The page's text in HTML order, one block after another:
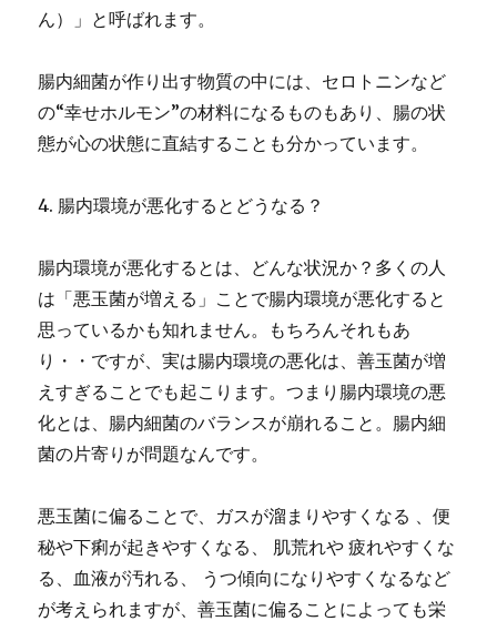
ん）」と呼ばれます。
腸内細菌が作り出す物質の中には、セロトニンなど
の“幸せホルモン”の材料になるものもあり、腸の状
態が心の状態に直結することも分かっています。
4. 腸内環境が悪化するとどうなる？
腸内環境が悪化するとは、どんな状況か？多くの人
は「悪玉菌が増える」ことで腸内環境が悪化すると
思っているかも知れません。もちろんそれもあ
り・・ですが、実は腸内環境の悪化は、善玉菌が増
えすぎることでも起こります。つまり腸内環境の悪
化とは、腸内細菌のバランスが崩れること。腸内細
菌の片寄りが問題なんです。
悪玉菌に偏ることで、ガスが溜まりやすくなる 、便
秘や下痢が起きやすくなる、 肌荒れや 疲れやすくな
る、血液が汚れる、 うつ傾向になりやすくなるなど
が考えられますが、善玉菌に偏ることによっても栄